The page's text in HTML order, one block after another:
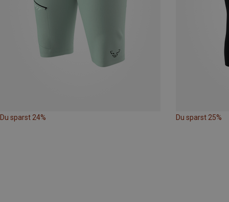
Du sparst 24% Du sparst 25%